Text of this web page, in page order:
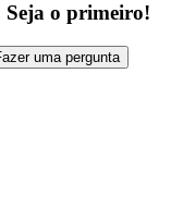
o primeiro!
uma pergunta